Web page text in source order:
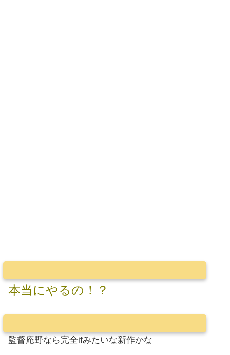
本当にやるの！？
監督庵野なら完全ifみたいな新作かな